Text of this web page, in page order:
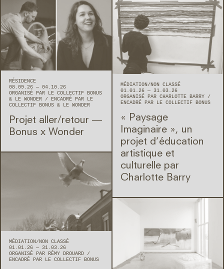
RÉSIDENCE
08.09.26 — 04.10.26
ORGANISÉ PAR LE COLLECTIF BONUS
& LE WONDER
ENCADRÉ PAR LE
COLLECTIF BONUS & LE WONDER
Projet aller/retour —
Bonus x Wonder
MÉDIATION
NON CLASSÉ
01.01.26 — 31.03.26
ORGANISÉ PAR CHARLOTTE BARRY
ENCADRÉ PAR LE COLLECTIF BONUS
« Paysage
Imaginaire », un
projet d’éducation
artistique et
culturelle par
Charlotte Barry
MÉDIATION
NON CLASSÉ
01.01.26 — 31.03.26
ORGANISÉ PAR RÉMY DROUARD
ENCADRÉ PAR LE COLLECTIF BONUS